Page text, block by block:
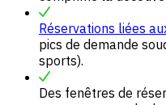
Réservations liées
pics de demande
sports).
Des fenêtres de